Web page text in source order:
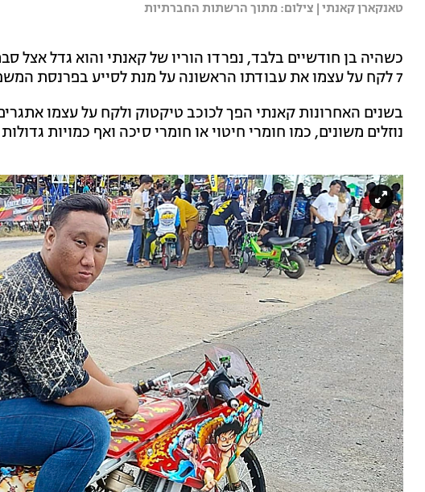
טאנקארן קאנתי | צילום: מתוך הרשתות החברתיות
כשהיה בן חודשיים בלבד, נפרדו הוריו של קאנתי והוא גדל אצל
7 לקח על עצמו את עבודתו הראשונה על מנת לסייע בפרנסת המשפחה.
בשנים האחרונות קאנתי הפך לכוכב טיקטוק ולקח על עצמו
נוזלים משונים, כמו חומרי חיטוי או חומרי סיכה ואף כמויות